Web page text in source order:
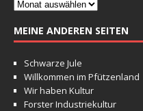
MEINE ANDEREN SEITEN
Schwarze Jule
Willkommen im Pfützenland
Wir haben Kultur
Forster Industriekultur